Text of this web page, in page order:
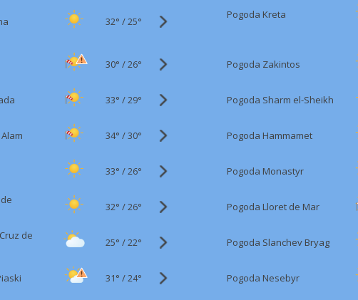
32° /25°
Pogoda Kreta
30° /26° Pogoda Zakintos
33° /29° Pogoda Sharm el-Sheikh
34° /30° Pogoda Hammamet
33° /26° Pogoda Monastyr
32° /26° Pogoda Lloret de Mar
de
25° /22° Pogoda Slanchev Bryag
31° /24° Pogoda Nesebyr